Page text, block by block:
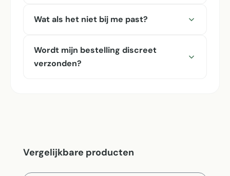
Wat als het niet bij me past?
Wordt mijn bestelling discreet
verzonden?
Productgalerij overslaan
Vergelijkbare producten